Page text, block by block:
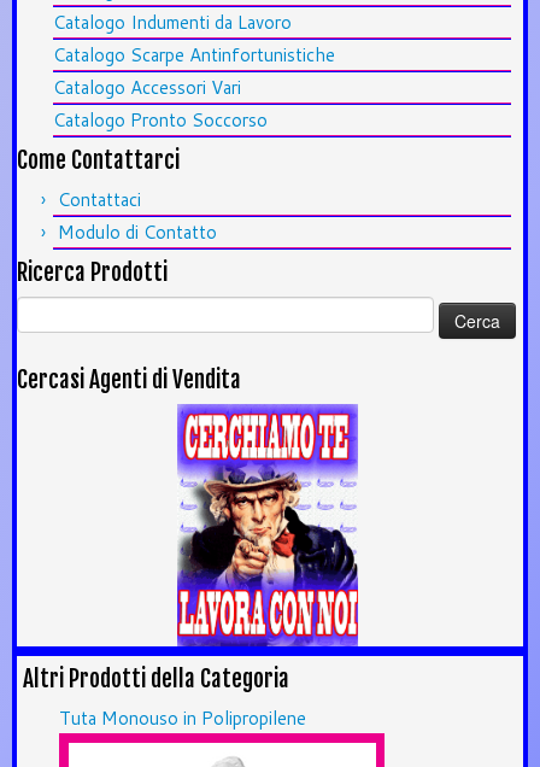
Catalogo Indumenti da Lavoro
Catalogo Scarpe Antinfortunistiche
Catalogo Accessori Vari
Catalogo Pronto Soccorso
Come Contattarci
Contattaci
Modulo di Contatto
Ricerca Prodotti
Ricerca
per:
Cercasi Agenti di Vendita
Altri Prodotti della Categoria
Tuta Monouso in Polipropilene